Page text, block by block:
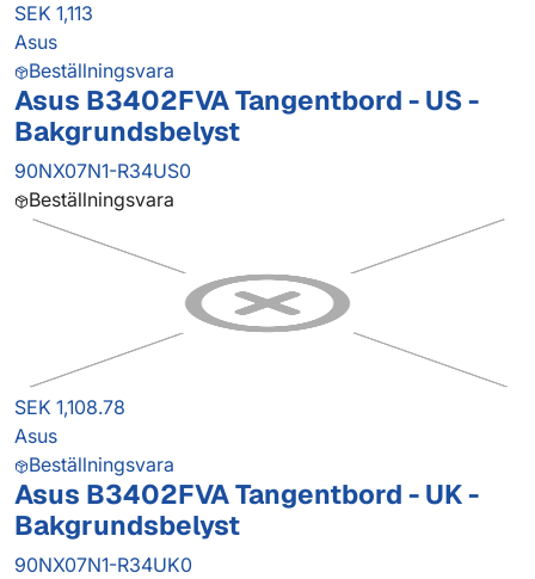
SEK 1,113
Asus
Beställningsvara
Asus B3402FVA Tangentbord - US -
Bakgrundsbelyst
90NX07N1-R34US0
Beställningsvara
SEK 1,108.78
Asus
Beställningsvara
Asus B3402FVA Tangentbord - UK -
Bakgrundsbelyst
90NX07N1-R34UK0